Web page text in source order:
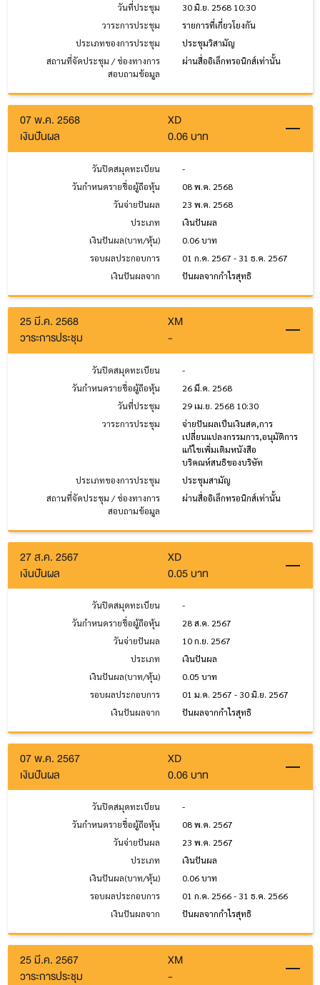
วันที่ประชุม
30 มิ.ย. 2568 10:30
วาระการประชุม
รายการที่เกี่ยวโยงกัน
ประเภทของการประชุม
ประชุมวิสามัญ
สถานที่จัดประชุม / ช่องทางการ
สอบถามข้อมูล
ผ่านสื่ออิเล็กทรอนิกส์เท่านั้น
07 พ.ค. 2568
XD
เงินปันผล
0.06 บาท
วันปิดสมุดทะเบียน
-
วันกำหนดรายชื่อผู้ถือหุ้น
08 พ.ค. 2568
วันจ่ายปันผล
23 พ.ค. 2568
ประเภท
เงินปันผล
เงินปันผล(บาท/หุ้น)
0.06 บาท
รอบผลประกอบการ
01 ก.ค. 2567 - 31 ธ.ค. 2567
เงินปันผลจาก
ปันผลจากกำไรสุทธิ
25 มี.ค. 2568
XM
วาระการประชุม
-
วันปิดสมุดทะเบียน
-
วันกำหนดรายชื่อผู้ถือหุ้น
26 มี.ค. 2568
วันที่ประชุม
29 เม.ย. 2568 10:30
วาระการประชุม
จ่ายปันผลเป็นเงินสด,การ
เปลี่ยนแปลงกรรมการ,อนุมัติการ
แก้ไขเพิ่มเติมหนังสือ
บริคณห์สนธิของบริษัท
ประเภทของการประชุม
ประชุมสามัญ
สถานที่จัดประชุม / ช่องทางการ
สอบถามข้อมูล
ผ่านสื่ออิเล็กทรอนิกส์เท่านั้น
27 ส.ค. 2567
XD
เงินปันผล
0.05 บาท
วันปิดสมุดทะเบียน
-
วันกำหนดรายชื่อผู้ถือหุ้น
28 ส.ค. 2567
วันจ่ายปันผล
10 ก.ย. 2567
ประเภท
เงินปันผล
เงินปันผล(บาท/หุ้น)
0.05 บาท
รอบผลประกอบการ
01 ม.ค. 2567 - 30 มิ.ย. 2567
เงินปันผลจาก
ปันผลจากกำไรสุทธิ
07 พ.ค. 2567
XD
เงินปันผล
0.06 บาท
วันปิดสมุดทะเบียน
-
วันกำหนดรายชื่อผู้ถือหุ้น
08 พ.ค. 2567
วันจ่ายปันผล
23 พ.ค. 2567
ประเภท
เงินปันผล
เงินปันผล(บาท/หุ้น)
0.06 บาท
รอบผลประกอบการ
01 ก.ค. 2566 - 31 ธ.ค. 2566
เงินปันผลจาก
ปันผลจากกำไรสุทธิ
25 มี.ค. 2567
XM
วาระการประชุม
-